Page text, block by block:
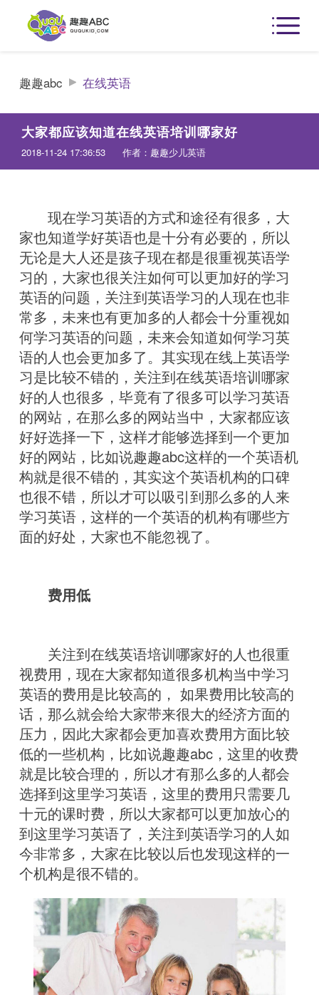
趣趣abc 在线英语
大家都应该知道在线英语培训哪家好
2018-11-24 17:36:53 作者：趣趣少儿英语
现在学习英语的方式和途径有很多，大
家也知道学好英语也是十分有必要的，所以
无论是大人还是孩子现在都是很重视英语学
习的，大家也很关注如何可以更加好的学习
英语的问题，关注到英语学习的人现在也非
常多，未来也有更加多的人都会十分重视如
何学习英语的问题，未来会知道如何学习英
语的人也会更加多了。其实现在线上英语学
习是比较不错的，关注到在线英语培训哪家
好的人也很多，毕竟有了很多可以学习英语
的网站，在那么多的网站当中，大家都应该
好好选择一下，这样才能够选择到一个更加
好的网站，比如说趣趣abc这样的一个英语机
构就是很不错的，其实这个英语机构的口碑
也很不错，所以才可以吸引到那么多的人来
学习英语，这样的一个英语的机构有哪些方
面的好处，大家也不能忽视了。
费用低
关注到在线英语培训哪家好的人也很重
视费用，现在大家都知道很多机构当中学习
英语的费用是比较高的， 如果费用比较高的
话，那么就会给大家带来很大的经济方面的
压力，因此大家都会更加喜欢费用方面比较
低的一些机构，比如说趣趣abc，这里的收费
就是比较合理的，所以才有那么多的人都会
选择到这里学习英语，这里的费用只需要几
十元的课时费，所以大家都可以更加放心的
到这里学习英语了，关注到英语学习的人如
今非常多，大家在比较以后也发现这样的一
个机构是很不错的。